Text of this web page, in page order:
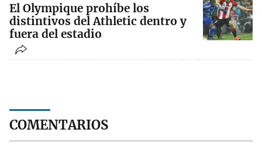
El Olympique prohíbe los
distintivos del Athletic dentro y
fuera del estadio
COMENTARIOS